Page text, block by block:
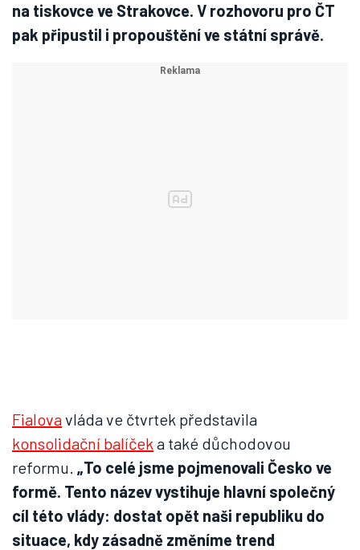
na tiskovce ve Strakovce. V rozhovoru pro ČT
pak připustil i propouštění ve státní správě.
Fialovavláda ve čtvrtek představila
konsolidační balíček a také důchodovou
reformu. „To celé jsme pojmenovali Česko ve
formě. Tento název vystihuje hlavní společný
cíl této vlády: dostat opět naši republiku do
situace, kdy zásadně změníme trend